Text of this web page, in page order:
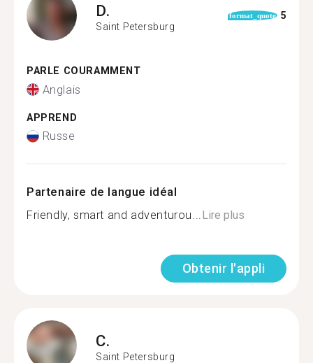
D.
Saint Petersburg
format_quote 5
PARLE COURAMMENT
Anglais
APPREND
Russe
Partenaire de langue idéal
Friendly, smart and adventurou...Lire plus
Obtenir l'appli
C.
Saint Petersburg